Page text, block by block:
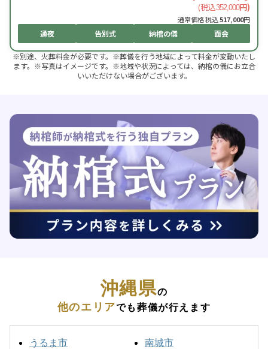
(税込352,000円)
通常価格 税込517,000円
通夜 告別式 納棺の儀 面会
※別途、火葬料金が必要です。※葬儀を行う地域によって料金が変動いたし
ます。※写真はイメージです。※地域や状況によっては、納棺の儀にお立合
いいただけない場合がございます。
沖縄県の
他のエリアでも葬儀が行えます
うるま市
南城市